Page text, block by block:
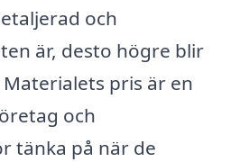
och
är, desto högre blir
pris är en
och
tänka på när de